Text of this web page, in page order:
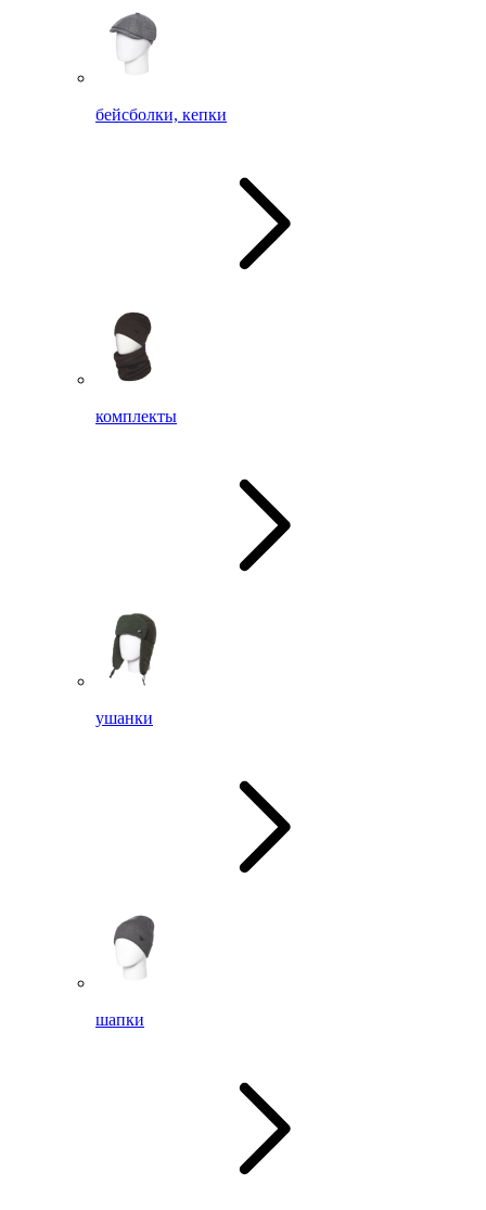
бейсболки, кепки
комплекты
ушанки
шапки